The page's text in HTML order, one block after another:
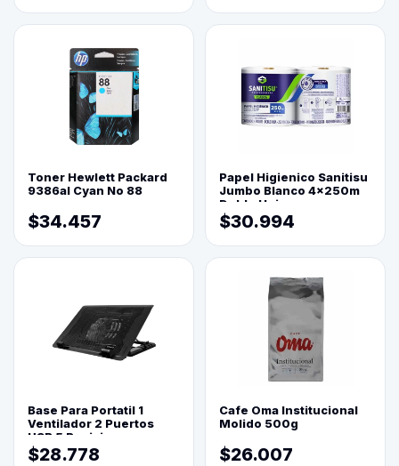
Toner Hewlett Packard
9386al Cyan No 88
$34.457
Papel Higienico Sanitisu
Jumbo Blanco 4x250m
Doble Hoja
$30.994
Base Para Portatil 1
Ventilador 2 Puertos
USB 5 Posiciones
$28.778
Cafe Oma Institucional
Molido 500g
$26.007